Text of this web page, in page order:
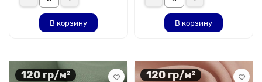
В корзину В корзину
120 гр/м² 120 гр/м²